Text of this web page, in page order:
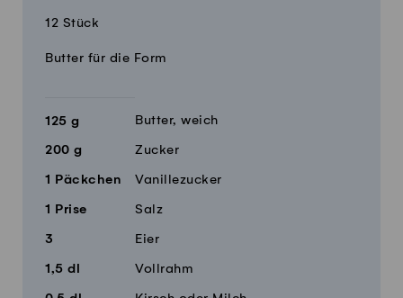
12 Stück
Menge Zutaten
Butter für die Form
125 g Butter, weich
200 g Zucker
1 Päckchen Vanillezucker
1 Prise Salz
3 Eier
1,5 dl Vollrahm